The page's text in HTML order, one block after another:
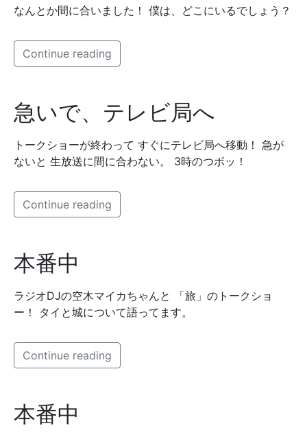
なんとか間に合いました！ 僕は、どこにいるでしょう？
Continue reading
急いで、テレビ局へ
トークショーが終わって すぐにテレビ局へ移動！ 急が
ないと 生放送に間に合わない。 3時のつボッ！
Continue reading
本番中
ラジオDJの空木マイカちゃんと 「旅」のトークショ
ー！ タイと城について語ってます。
Continue reading
本番中